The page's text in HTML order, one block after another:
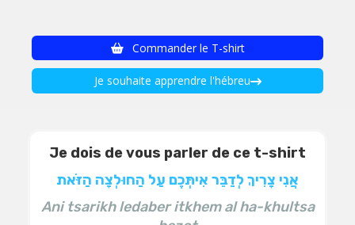
Commander le T-shirt
Je souhaite apprendre l'hébreu
Je dois de vous parler de ce t-shirt
אֲנִי צָרִיךְ לְדַבֵּר אִיתְּכֶם עַל הַחוּלְצָה הַזֹּאת
Ani tsarikh ledaber itkhem al ha-khultsa